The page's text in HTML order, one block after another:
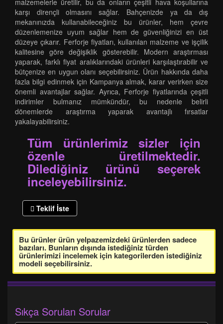
malzemelerle üretilir, bu da onların çeşitli hava koşullarına
karşı dirençli olmasını sağlar. Bahçenizde ya da dış
mekanınızda kullanabileceğiniz bu ürünler, hem çevre
düzenlemenize uyum sağlar hem de güvenliğinizi en üst
düzeye çıkarır. Ferforje fiyatları, kullanılan malzeme ve işçilik
kalitesine göre değişiklik gösterebilir. Modern araştırması
yaparak, farklı fiyat aralıklarındaki ürünleri karşılaştırabilir ve
bütçenize en uygun olanı seçebilirsiniz. Ürün hakkında daha
fazla bilgi edinmek için Kampanya almak, karar verirken size
önemli avantajlar sağlar. Ayrıca, Ferforje fiyatlarında çeşitli
indirimler bulmanız mümkündür, bu nedenle belirli
dönemlerde araştırma yaparak avantajlı fırsatlar
yakalayabilirsiniz.
Tüm ürünlerimiz sizler için
özenle üretilmektedir.
Dilediğiniz ürünü seçerek
inceleyebilirsiniz.
Teklif İste
Bu ürünler ürün yelpazemizdeki ürünlerden sadece
bazıları. Bunların dışında istediğiniz türden
ürünlerimizi incelemek için kategorilerden istediğiniz
modeli seçebilirsiniz.
Sıkça Sorulan Sorular